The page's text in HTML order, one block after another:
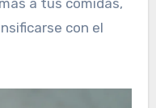
con el